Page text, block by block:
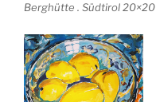
Berghütte . Südtirol 20×20